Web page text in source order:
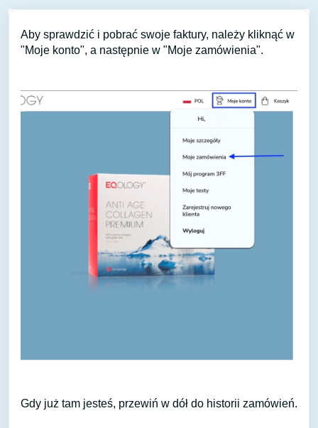
Aby sprawdzić i pobrać swoje faktury, należy kliknąć w
"Moje konto", a następnie w "Moje zamówienia".
Gdy już tam jesteś, przewiń w dół do historii zamówień.